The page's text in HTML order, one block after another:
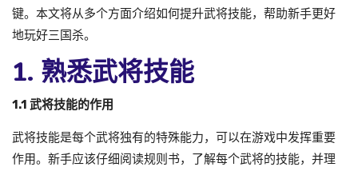
键。本文将从多个方面介绍如何提升武将技能，帮助新手更好
地玩好三国杀。
1. 熟悉武将技能
1.1 武将技能的作用
武将技能是每个武将独有的特殊能力，可以在游戏中发挥重要
作用。新手应该仔细阅读规则书，了解每个武将的技能，并理